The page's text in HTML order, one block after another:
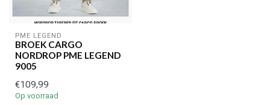
PME LEGEND
BROEK CARGO
NORDROP PME LEGEND
9005
€109,99
Op voorraad